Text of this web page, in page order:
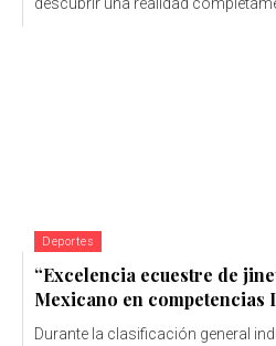
Deportes
“Excelencia ecuestre de
Mexicano en competencias
Durante la clasificación general